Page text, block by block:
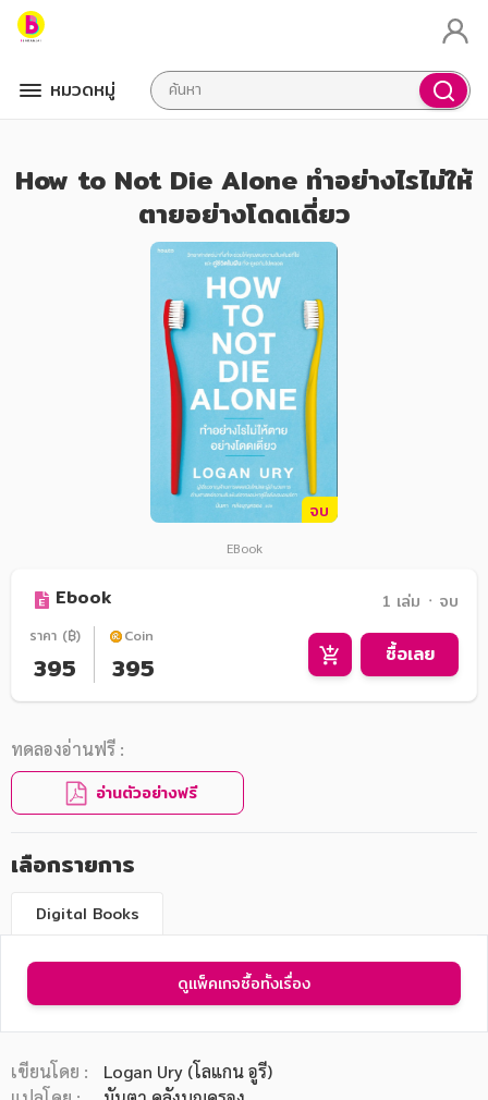
หมวดหมู่
How to Not Die Alone ทำอย่างไรไม่ให้
ตายอย่างโดดเดี่ยว
จบ
EBook
Ebook 1 เล่ม ᛫ จบ
ราคา (฿)
395
Coin
395 ซื้อเลย
ทดลองอ่านฟรี :
อ่านตัวอย่างฟรี
เลือกรายการ
Digital Books
ดูแพ็คเกจซื้อทั้งเรื่อง
เขียนโดย :
Logan Ury (โลแกน อูรี)